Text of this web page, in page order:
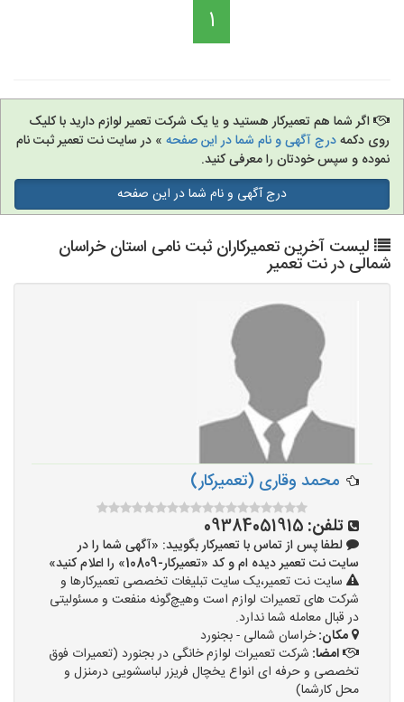
1
اگر شما هم تعمیرکار هستید و یا یک شرکت تعمیر لوازم دارید با کلیک
روی دکمهدرج آگهی و نام شما در این صفحه » در سایت نت تعمیر ثبت نام
نموده و سپس خودتان را معرفی کنید.
درج آگهی و نام شما در این صفحه
لیست آخرین تعمیرکاران ثبت نامی استان خراسان
شمالی در نت تعمیر
محمد وقاری (تعمیرکار)
تلفن: 09384051915
لطفا پس از تماس با تعمیرکار بگویید: «آگهی شما را در
سایت نت تعمیر دیده ام و کد «تعمیرکار-10809» را اعلام کنید»
سایت نت تعمیر،یک سایت تبلیغات تخصصی تعمیرکارها و
شرکت های تعمیرات لوازم است وهیچ‌گونه منفعت و مسئولیتی
در قبال معامله شما ندارد.
مکان:خراسان شمالی - بجنورد
امضا: شرکت تعمیرات لوازم خانگی در بجنورد (تعمیرات فوق
تخصصی و حرفه ای انواع یخچال فریزر لباسشویی درمنزل و
محل کارشما)